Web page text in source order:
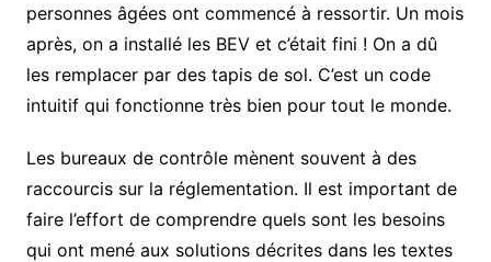
personnes âgées ont commencé à ressortir. Un mois
après, on a installé les BEV et c’était fini ! On a dû
les remplacer par des tapis de sol. C’est un code
intuitif qui fonctionne très bien pour tout le monde.
Les bureaux de contrôle mènent souvent à des
raccourcis sur la réglementation. Il est important de
faire l’effort de comprendre quels sont les besoins
qui ont mené aux solutions décrites dans les textes